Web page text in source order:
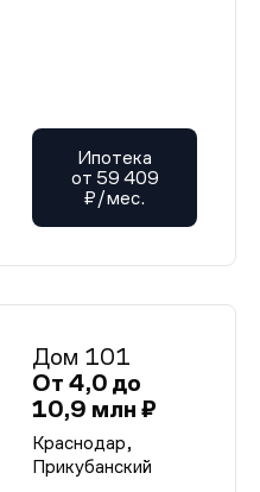
Ипотека
от 59 409
₽/мес.
Дом 101
От 4,0 до
10,9 млн ₽
Краснодар,
Прикубанский